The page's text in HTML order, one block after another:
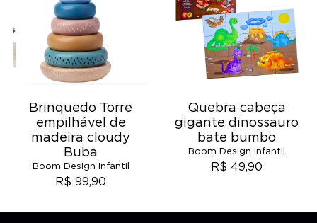
Brinquedo Torre
empilhável de
madeira cloudy
Buba
Boom Design Infantil
R$ 99,90
Quebra cabeça
gigante dinossauro
bate bumbo
Boom Design Infantil
R$ 49,90